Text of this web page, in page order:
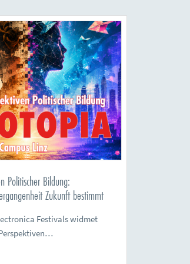
Politischer Bildung:
Zukunft bestimmt
Festivals widmet